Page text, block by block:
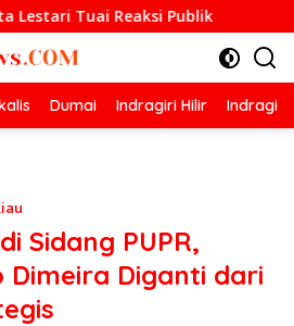
Publik Prestasi
Dumai Indragiri Hilir Indragiri
Sidang PUPR,
Dimeira Diganti dari